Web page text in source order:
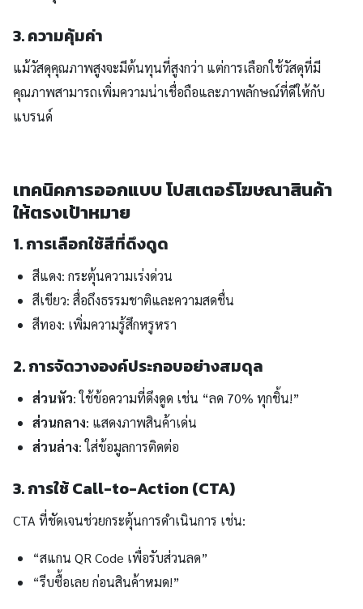
3. ความคุ้มค่า
แม้วัสดุคุณภาพสูงจะมีต้นทุนที่สูงกว่า แต่การเลือกใช้วัสดุที่มี
คุณภาพสามารถเพิ่มความน่าเชื่อถือและภาพลักษณ์ที่ดีให้กับ
แบรนด์
เทคนิคการออกแบบ โปสเตอร์โฆษณาสินค้า
ให้ตรงเป้าหมาย
1. การเลือกใช้สีที่ดึงดูด
สีแดง: กระตุ้นความเร่งด่วน
สีเขียว: สื่อถึงธรรมชาติและความสดชื่น
สีทอง: เพิ่มความรู้สึกหรูหรา
2. การจัดวางองค์ประกอบอย่างสมดุล
ส่วนหัว: ใช้ข้อความที่ดึงดูด เช่น “ลด 70% ทุกชิ้น!”
ส่วนกลาง: แสดงภาพสินค้าเด่น
ส่วนล่าง: ใส่ข้อมูลการติดต่อ
3. การใช้ Call-to-Action (CTA)
CTA ที่ชัดเจนช่วยกระตุ้นการดำเนินการ เช่น:
“สแกน QR Code เพื่อรับส่วนลด”
“รีบซื้อเลย ก่อนสินค้าหมด!”